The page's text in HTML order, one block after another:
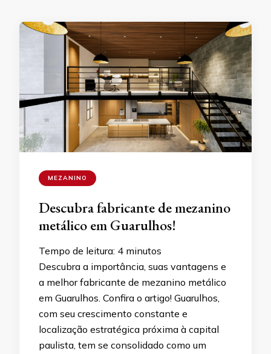
MEZANINO
Descubra fabricante de mezanino
metálico em Guarulhos!
Tempo de leitura: 4 minutos
Descubra a importância, suas vantagens e
a melhor fabricante de mezanino metálico
em Guarulhos. Confira o artigo! Guarulhos,
com seu crescimento constante e
localização estratégica próxima à capital
paulista, tem se consolidado como um